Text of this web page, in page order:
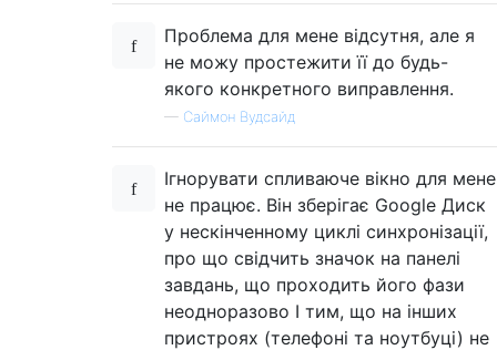
Проблема для мене відсутня, але я
не можу простежити її до будь-
якого конкретного виправлення.
— Саймон Вудсайд
Ігнорувати спливаюче вікно для мене
не працює. Він зберігає Google Диск
у нескінченному циклі синхронізації,
про що свідчить значок на панелі
завдань, що проходить його фази
неодноразово І тим, що на інших
пристроях (телефоні та ноутбуці) не